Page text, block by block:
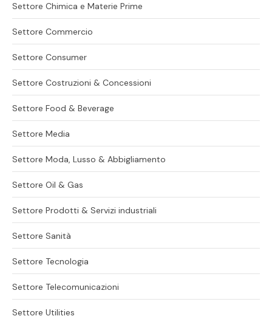
Settore Chimica e Materie Prime
Settore Commercio
Settore Consumer
Settore Costruzioni & Concessioni
Settore Food & Beverage
Settore Media
Settore Moda, Lusso & Abbigliamento
Settore Oil & Gas
Settore Prodotti & Servizi industriali
Settore Sanità
Settore Tecnologia
Settore Telecomunicazioni
Settore Utilities